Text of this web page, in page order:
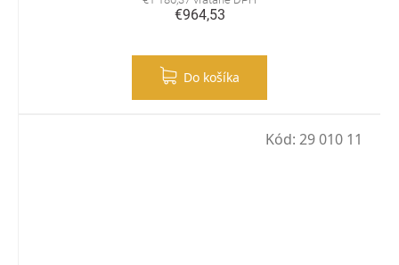
€964,53
Do košíka
Kód: 29 010 11